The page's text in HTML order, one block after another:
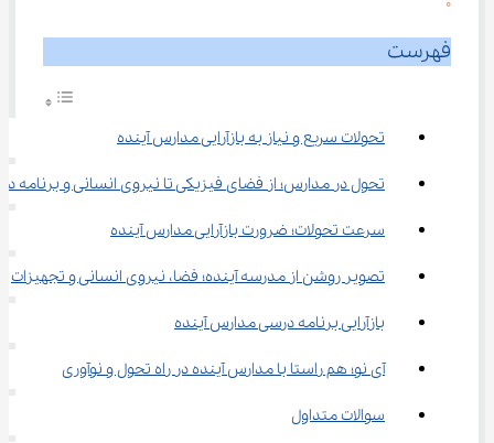
فهرست
تحولات سریع و نیاز به بازآرایی مدارس آینده
تحول در مدارس؛ از فضای فیزیکی تا نیروی انسانی و برنامه
سرعت تحولات؛ ضرورت بازآرایی مدارس آینده
تصویر روشن از مدرسه آینده؛ فضا، نیروی انسانی و تجهیزات
بازآرایی برنامه درسی مدارس آینده
آی ‌نو؛ هم ‌راستا با مدارس آینده در راه تحول و نوآوری
سوالات متداول